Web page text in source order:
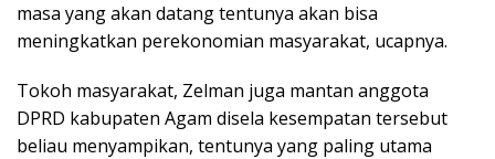
masa yang akan datang tentunya akan bisa
meningkatkan perekonomian masyarakat, ucapnya.
Tokoh masyarakat, Zelman juga mantan anggota
DPRD kabupaten Agam disela kesempatan tersebut
beliau menyampikan, tentunya yang paling utama